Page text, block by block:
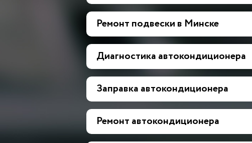
Ремонт подвески в Минске
Диагностика автокондиционера
Заправка автокондиционера
Ремонт автокондиционера